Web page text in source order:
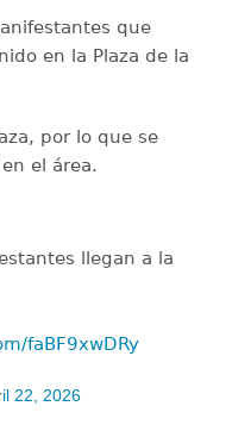
que
en la Plaza de la
por lo que se
el área.
llegan a la
faBF9xwDRy
22, 2026